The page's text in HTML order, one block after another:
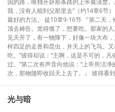
国的路，唯独开辟那条路的上帝最清楚
我，没有人能到父那里去”（约14章6节
最好的方法。 徒10章9-16节 『第二天
顶去祷告。觉得饿了，想要吃。那家的
见天开了，有一物降下，好像一块大布
样四足的走兽和昆虫，并天上的飞鸟。
吃。”彼得却说：“主啊，这是不可的，
过。”第二次有声音向他说：“上帝所洁
次，那物随即收回天上去了。』 彼得看
光与暗